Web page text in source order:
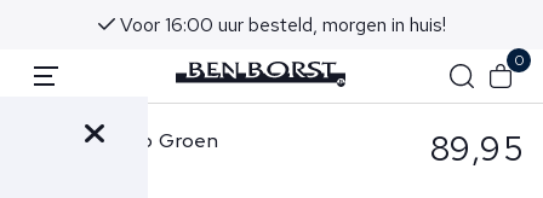
Voor 16:00 uur besteld, morgen in huis!
0
Cavallaro Polo Groen 89,95